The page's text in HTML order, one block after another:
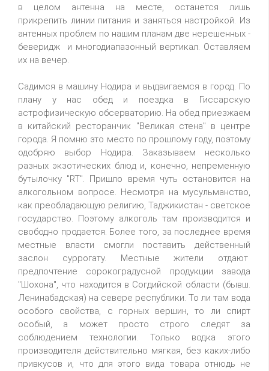
в целом антенна на месте, останется лишь
прикрепить линии питания и заняться настройкой. Из
антенных проблем по нашим планам две нерешенных -
беверидж и многодиапазонный вертикал. Оставляем
их на вечер.
Садимся в машину Нодира и выдвигаемся в город. По
плану у нас обед и поездка в Гиссарскую
астрофизическую обсерваторию. На обед приезжаем
в китайский ресторанчик "Великая стена" в центре
города. Я помню это место по прошлому году, поэтому
одобряю выбор Нодира. Заказываем несколько
разных экзотических блюд и, конечно, непременную
бутылочку "RT". Пришло время чуть остановится на
алкогольном вопросе. Несмотря на мусульманство,
как преобладающую религию, Таджикистан - светское
государство. Поэтому алкоголь там производится и
свободно продается. Более того, за последнее время
местные власти смогли поставить действенный
заслон суррогату. Местные жители отдают
предпочтение сорокоградусной продукции завода
"Шохона", что находится в Согдийской области (бывш.
Ленинабадская) на севере республики. То ли там вода
особого свойства, с горных вершин, то ли спирт
особый, а может просто строго следят за
соблюдением технологии. Только водка этого
производителя действительно мягкая, без каких-либо
привкусов и, что для этого вида товара отнюдь не